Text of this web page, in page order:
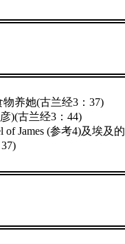
养她(古兰经3：37)
)(古兰经3：44)
James (参考4)及埃及